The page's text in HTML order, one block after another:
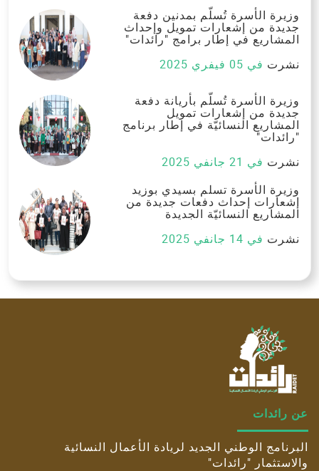
وزيرة الأسرة تُسلّم بمدنين دفعة
جديدة من إشعارات تمويل وإحداث
المشاريع في إطار برامج "رائدات"
نشرت في 05 فيفري 2025
وزيرة الأسرة تُسلّم بأريانة دفعة
جديدة من إشعارات تمويل
المشاريع النسائيّة في إطار برنامج
"رائدات"
نشرت في 21 جانفي 2025
وزيرة الأسرة تسلم بسيدي بوزيد
إشعارات إحداث دفعات جديدة من
المشاريع النسائيّة الجديدة
نشرت في 14 جانفي 2025
عن رائدات
البرنامج الوطني الجديد لريادة الأعمال النسائية
والاستثمار "رائدات"